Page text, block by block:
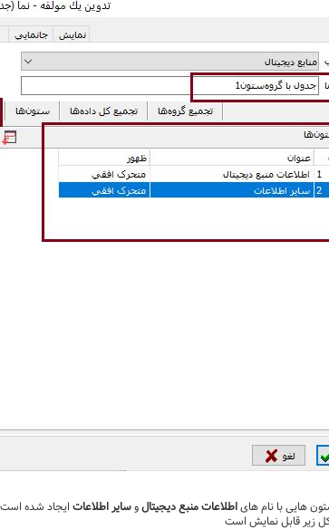
هایی با نام هایاطلاعات منبع دیجیتالوسایر اطلاعات ایجاد شده
زیر قابل نمایش است